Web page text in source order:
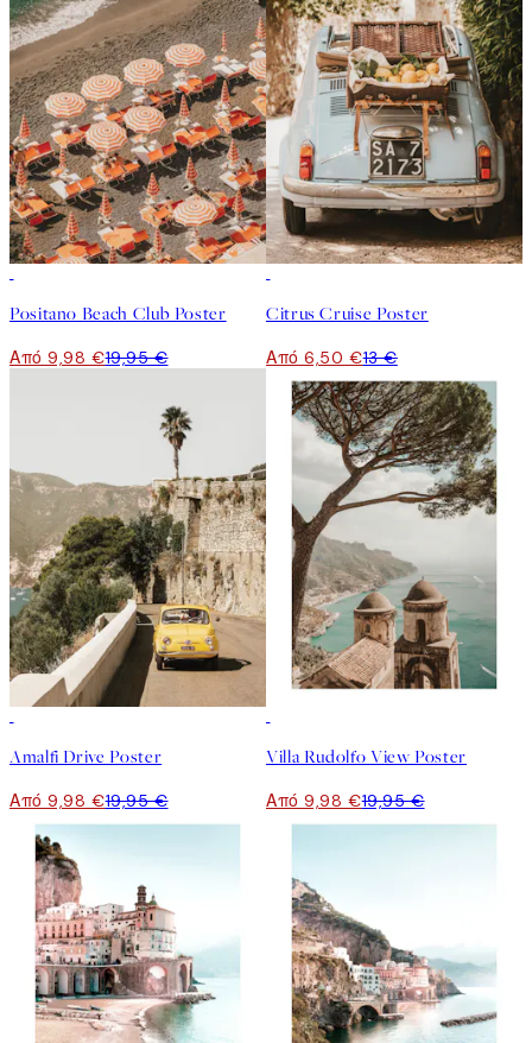
Positano Beach Club Poster
Από 9,98 €19,95 €
Citrus Cruise Poster
Από 6,50 €13 €
Amalfi Drive Poster
Από 9,98 €19,95 €
Villa Rudolfo View Poster
Από 9,98 €19,95 €